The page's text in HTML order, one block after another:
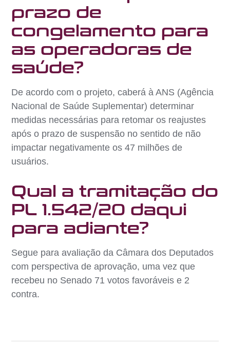
prazo de
congelamento para
as operadoras de
saúde?
De acordo com o projeto, caberá à ANS (Agência
Nacional de Saúde Suplementar) determinar
medidas necessárias para retomar os reajustes
após o prazo de suspensão no sentido de não
impactar negativamente os 47 milhões de
usuários.
Qual a tramitação do
PL 1.542/20 daqui
para adiante?
Segue para avaliação da Câmara dos Deputados
com perspectiva de aprovação, uma vez que
recebeu no Senado 71 votos favoráveis e 2
contra.